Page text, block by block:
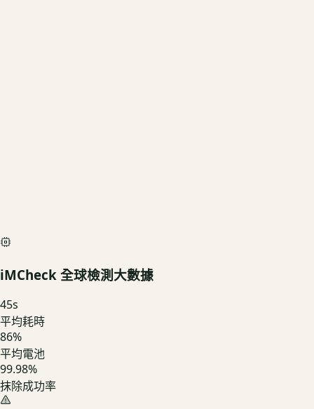
iMCheck 全球檢測大數據
45s
平均耗時
86%
平均電池
99.98%
抹除成功率